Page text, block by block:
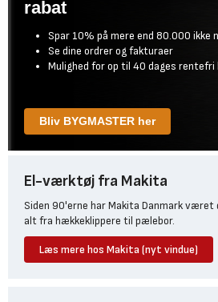
rabat
Spar 10% på mere end 80.000 ikke
Se dine ordrer og fakturaer
Mulighed for op til 40 dages
Bliv BYGMASTER her
El-værktøj fra Makita
Siden 90'erne har Makita Danmark
alt fra hækkeklippere til pælebor.
Læs mere hos Makita (nyt vindue)